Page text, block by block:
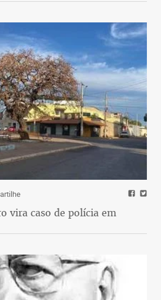
vira caso de polícia em